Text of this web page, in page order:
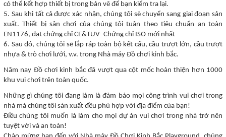
có thể kết hợp thiết bị trong bản vẽ để bạn kiểm tra lại.
5. Sau khi tất cả được xác nhận, chúng tôi sẽ chuyển sang giai đoạn sản
xuất. Thiết bị sân chơi của chúng tôi tuân theo tiêu chuẩn an toàn
EN1176, đạt chứng chỉ CE&TUV- Chứng chỉ ISO mới nhất
6. Sau đó, chúng tôi sẽ lắp ráp toàn bộ kết cấu, cầu trượt lớn, cầu trượt
nhựa & trò chơi lưới, v.v. trong Nhà máy Đồ chơi kinh bắc.
Năm nay Đồ chơi kinh bắc đã vượt qua cột mốc hoàn thiện hơn 1000
khu vui chơi trên toàn quốc.
Những gì chúng tôi đang làm là đảm bảo mọi công trình vui chơi trong
nhà mà chúng tôi sản xuất đều phù hợp với địa điểm của bạn!
Điều chúng tôi muốn là làm cho mọi dự án vui chơi trong nhà trở nên
tuyệt vời và an toàn!